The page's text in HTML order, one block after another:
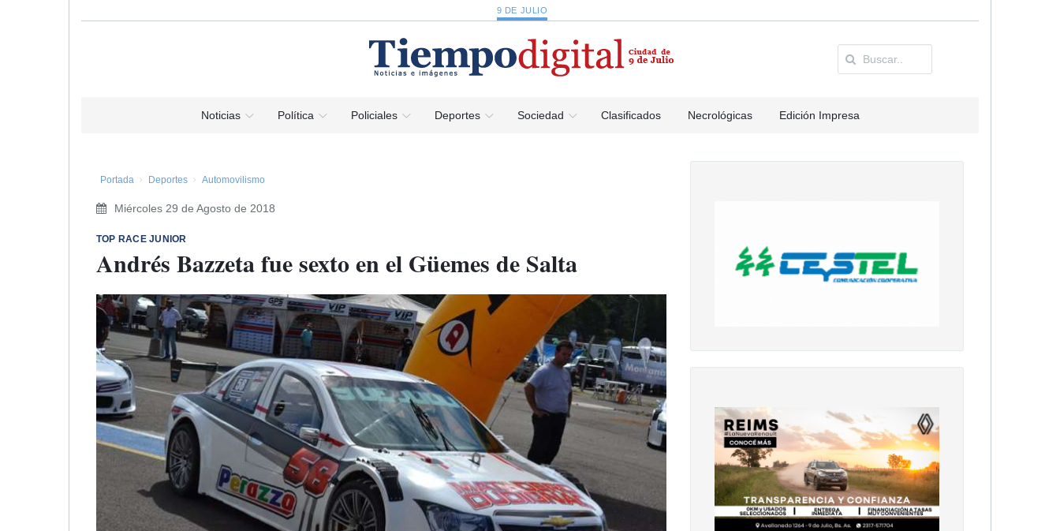
9 DE JULIO
Noticias Política Policiales Deportes Sociedad Clasificados Necrológicas Edición Impresa
Portada Deportes Automovilismo
Miércoles 29 de Agosto de 2018
TOP RACE JUNIOR
Andrés Bazzeta fue sexto en el Güemes de Salta